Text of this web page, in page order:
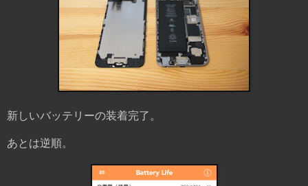
新しいバッテリーの装着完了。
あとは逆順。